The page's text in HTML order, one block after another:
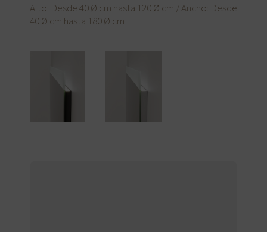
Alto: Desde 40 Ø cm hasta 120 Ø cm / Ancho: Desde
40 Ø cm hasta 180 Ø cm